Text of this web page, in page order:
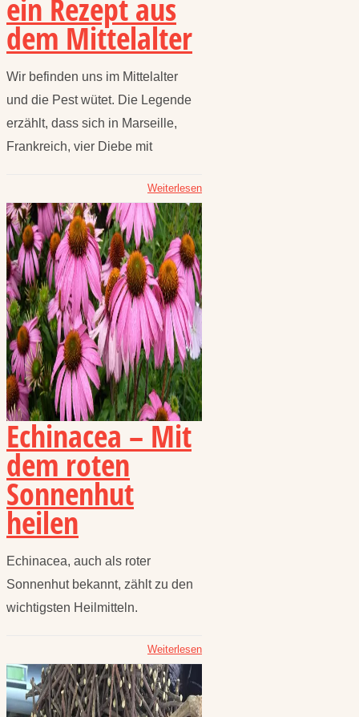
ein Rezept aus
dem Mittelalter
Wir befinden uns im Mittelalter
und die Pest wütet. Die Legende
erzählt, dass sich in Marseille,
Frankreich, vier Diebe mit
Weiterlesen
Echinacea – Mit
dem roten
Sonnenhut
heilen
Echinacea, auch als roter
Sonnenhut bekannt, zählt zu den
wichtigsten Heilmitteln.
Weiterlesen